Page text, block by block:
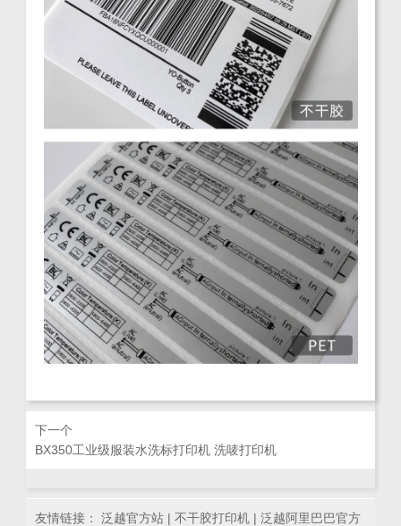
下一个
BX350工业级服装水洗标打印机 洗唛打印机
友情链接： 泛越官方站 | 不干胶打印机 | 泛越阿里巴巴官方